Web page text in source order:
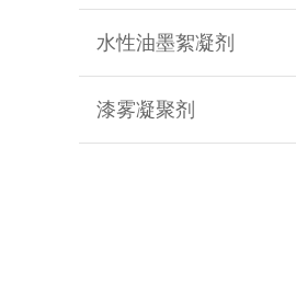
水性油墨絮凝剂
漆雾凝聚剂